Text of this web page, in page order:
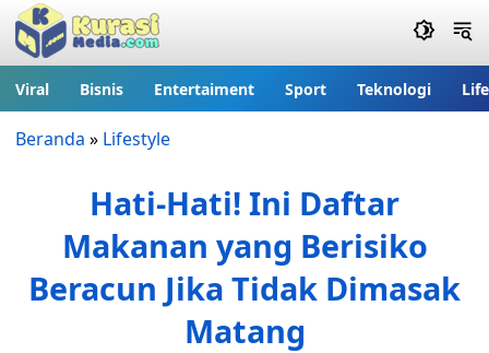
Viral Bisnis Entertaiment Sport Teknologi
Beranda » Lifestyle
Hati-Hati! Ini Daftar
Makanan yang Berisiko
Beracun Jika Tidak Dimasak
Matang